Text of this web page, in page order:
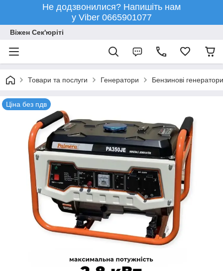
Не додзвонилися? Напишіть нам
у Viber 0665901077
Віжен Сек'юріті
Товари та послуги Генератори Бензинові генератори
Ціна без пдв